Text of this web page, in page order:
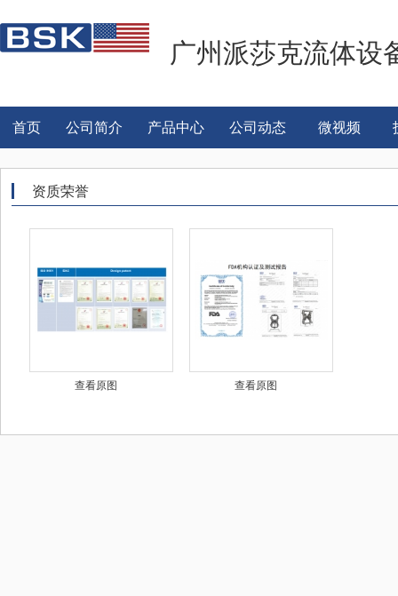
广州派莎克流体设
首页 公司简介 产品中心 公司动态 微视频
资质荣誉
查看原图 查看原图